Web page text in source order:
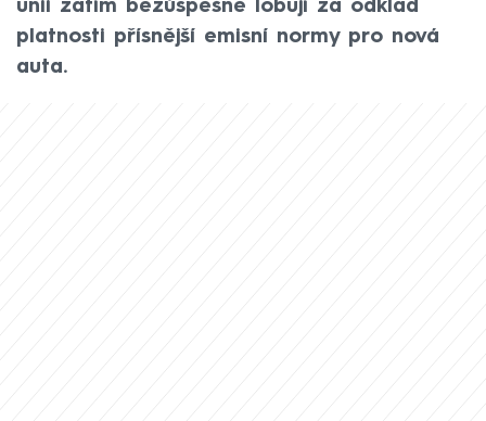
unii zatím bezúspěšně lobují za odklad
platnosti přísnější emisní normy pro nová
auta.